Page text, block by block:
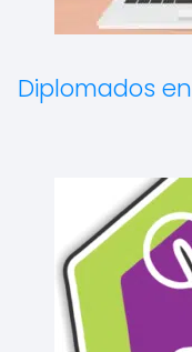
Diplomados